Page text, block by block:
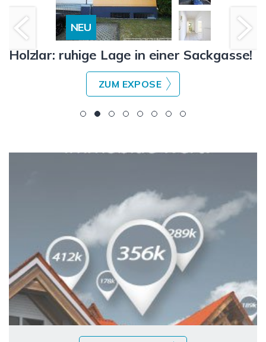
NEU
Holzlar: ruhige Lage in einer Sackgasse!
ZUM EXPOSE